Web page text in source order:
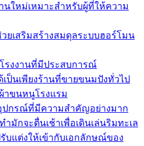
นใหม่เหมาะสำหรับผู้ที่ให้ความ
ยเสริมสร้างสมดุลระบบฮอร์โมน
รงงานที่มีประสบการณ์
ป็นเพียงร้านที่ขายขนมปังทั่วไป
าขนหนูโรงแรม
อุปกรณ์ที่มีความสำคัญอย่างมาก
ทำมักจะตื่นเช้าเพื่อเดินเล่นริมทะเล
บแต่งให้เข้ากับเอกลักษณ์ของ